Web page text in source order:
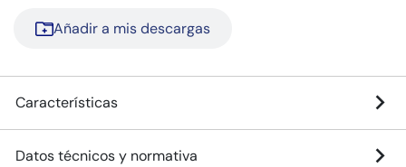
Añadir a mis descargas
Características
Datos técnicos y normativa